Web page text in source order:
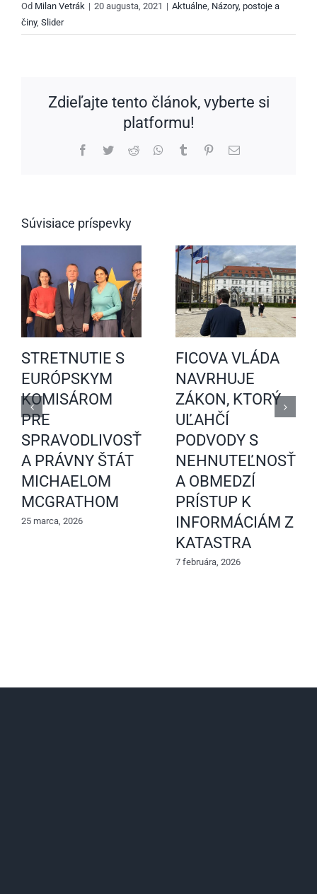
Od Milan Vetrák | 20 augusta, 2021 | Aktuálne, Názory, postoje a
činy, Slider
Zdieľajte tento článok, vyberte si
platformu!
Facebook
TwitterReddit WhatsApp
Tumblr PinterestEmail
Súvisiace príspevky
STRETNUTIE S
EURÓPSKYM
KOMISÁROM
PRE
SPRAVODLIVOSŤ
A PRÁVNY ŠTÁT
MICHAELOM
MCGRATHOM
25 marca, 2026
FICOVA VLÁDA
NAVRHUJE
ZÁKON, KTORÝ
UĽAHČÍ
PODVODY S
A OBMEDZÍ
PRÍSTUP K
INFORMÁCIÁM Z
KATASTRA
7 februára, 2026